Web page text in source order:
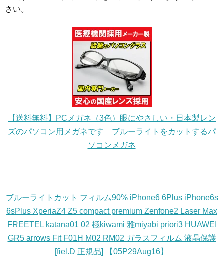
さい。
【送料無料】PCメガネ（3色）眼にやさしい・日本製レン
ズのパソコン用メガネです ブルーライトをカットするパ
ソコンメガネ
ブルーライトカット フィルム90% iPhone6 6Plus iPhone6s
6sPlus XperiaZ4 Z5 compact premium Zenfone2 Laser Max
FREETEL katana01 02 極kiwami 雅miyabi priori3 HUAWEI
GR5 arrows Fit F01H M02 RM02 ガラスフィルム 液晶保護
[fiel.D 正規品] 【05P29Aug16】